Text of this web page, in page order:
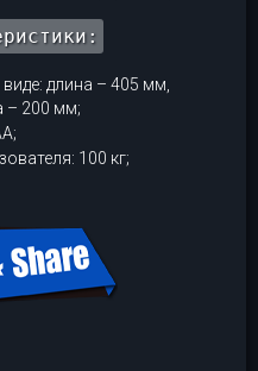
длина – 405 мм,
– 200 мм;
100 кг;